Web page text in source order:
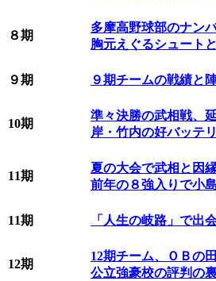
８期
多摩高野球部のナン
胸元えぐるシュート
９期 ９期チームの戦績と
10期
準々決勝の武相戦、
岸・竹内の好バッテ
11期
夏の大会で武相と因
前年の８強入りで小
11期 「人生の岐路」で出
12期
12期チーム、ＯＢの
公立強豪校の評判の